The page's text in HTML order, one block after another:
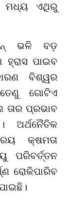
ମଧ୍ୟ ଏଥିରୁ
ଭଳି ବଡ଼
ହ୍ରାସ ପାଇବ
ବିଶ୍ୱର
ଗୋଟିଏ
ତାର ପ୍ରଭାବ
କ୍ଷମତା
ପରିବର୍ତ୍ତନ
ରୋକିପାରିବ